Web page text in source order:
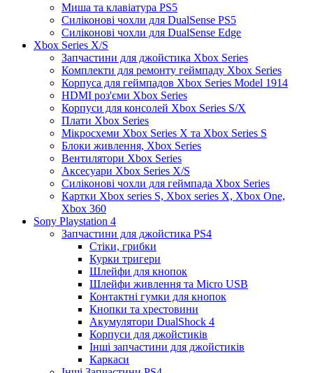
Миша та клавіатура PS5
Силіконові чохли для DualSense PS5
Силіконові чохли для DualSense Edge
Xbox Series X/S
Запчастини для джойстика Xbox Series
Комплекти для ремонту геймпаду Xbox Series
Корпуса для геймпадов Xbox Series Model 1914
HDMI роз'єми Xbox Series
Корпуси для консолей Xbox Series S/X
Плати Xbox Series
Мікросхеми Xbox Series X та Xbox Series S
Блоки живлення, Xbox Series
Вентилятори Xbox Series
Аксесуари Xbox Series X/S
Силіконові чохли для геймпада Xbox Series
Картки Xbox series S, Xbox series X, Xbox One,
Xbox 360
Sony Playstation 4
Запчастини для джойстика PS4
Стіки, грибки
Курки тригери
Шлейфи для кнопок
Шлейфи живлення та Micro USB
Контактні гумки для кнопок
Кнопки та хрестовини
Акумулятори DualShock 4
Корпуси для джойстиків
Інші запчастини для джойстиків
Каркаси